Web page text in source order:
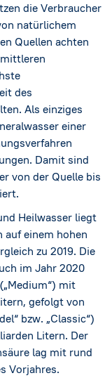
die Verbraucher
natürlichem
Quellen achten
des
Als einziges
einer
Damit sind
von der Quelle bis
Heilwasser liegt
einem hohen
zu 2019. Die
im Jahr 2020
mit
gefolgt von
bzw. „Classic“)
Litern. Der
lag mit rund
Vorjahres.